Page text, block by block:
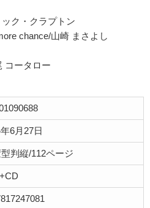
ク・クラプトン
chance/山崎 まさよし
ータロー
6月27日
判縦/112ページ